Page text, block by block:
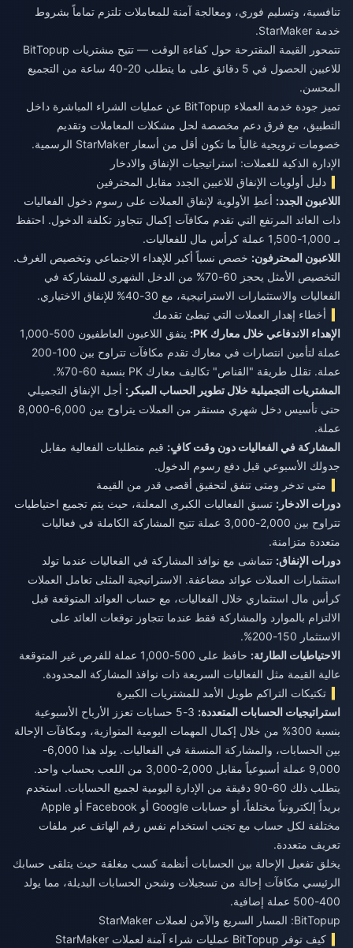
تنافسية، وتسليم فوري، ومعالجة آمنة للمعاملات تلتزم تماماً بشروط
خدمة StarMaker.
تتمحور القيمة المقترحة حول كفاءة الوقت — تتيح مشتريات BitTopup
للاعبين الحصول في 5 دقائق على ما يتطلب 20-40 ساعة من التجميع
المحسن.
تميز جودة خدمة العملاء BitTopup عن عمليات الشراء المباشرة داخل
التطبيق، مع فرق دعم مخصصة لحل مشكلات المعاملات وتقديم
خصومات ترويجية غالباً ما تكون أقل من أسعار StarMaker الرسمية.
الإدارة الذكية للعملات: استراتيجيات الإنفاق والادخار
دليل أولويات الإنفاق للاعبين الجدد مقابل المحترفين
اللاعبون الجدد: أعطِ الأولوية لإنفاق العملات على رسوم دخول الفعاليات
ذات العائد المرتفع التي تقدم مكافآت إكمال تتجاوز تكلفة الدخول. احتفظ
بـ 1,000-1,500 عملة كرأس مال للفعاليات.
اللاعبون المحترفون: خصص نسباً أكبر للإهداء الاجتماعي وتخصيص الغرف.
التخصيص الأمثل يحجز 60-70% من الدخل الشهري للمشاركة في
الفعاليات والاستثمارات الاستراتيجية، مع 30-40% للإنفاق الاختياري.
أخطاء إهدار العملات التي تبطئ تقدمك
الإهداء الاندفاعي خلال معارك PK:
ينفق اللاعبون العاطفيون 500-1,000
عملة لتأمين انتصارات في معارك تقدم مكافآت تتراوح بين 100-200
عملة. تقلل طريقة "القناص" تكاليف معارك PK بنسبة 60-70%.
المشتريات التجميلية خلال تطوير الحساب المبكر: أجل الإنفاق التجميلي
حتى تأسيس دخل شهري مستقر من العملات يتراوح بين 6,000-8,000
عملة.
المشاركة في الفعاليات دون وقت كافٍ: قيم متطلبات الفعالية مقابل
جدولك الأسبوعي قبل دفع رسوم الدخول.
متى تدخر ومتى تنفق لتحقيق أقصى قدر من القيمة
دورات الادخار: تسبق الفعاليات الكبرى المعلنة، حيث يتم تجميع احتياطيات
تتراوح بين 2,000-3,000 عملة تتيح المشاركة الكاملة في فعاليات
متعددة متزامنة.
دورات الإنفاق: تتماشى مع نوافذ المشاركة في الفعاليات عندما تولد
استثمارات العملات عوائد مضاعفة. الاستراتيجية المثلى تعامل العملات
كرأس مال استثماري خلال الفعاليات، مع حساب العوائد المتوقعة قبل
الالتزام بالموارد والمشاركة فقط عندما تتجاوز توقعات العائد على
الاستثمار 150-200%.
الاحتياطيات الطارئة:
حافظ على 500-1,000 عملة للفرص غير المتوقعة
عالية القيمة مثل الفعاليات السريعة ذات نوافذ المشاركة المحدودة.
تكتيكات التراكم طويل الأمد للمشتريات الكبيرة
استراتيجيات الحسابات المتعددة:
3-5 حسابات تعزز الأرباح الأسبوعية
بنسبة 300% من خلال إكمال المهمات اليومية المتوازية، ومكافآت الإحالة
بين الحسابات، والمشاركة المنسقة في الفعاليات. يولد هذا 6,000-
9,000 عملة أسبوعياً مقابل 2,000-3,000 من اللعب بحساب واحد.
يتطلب ذلك 60-90 دقيقة من الإدارة اليومية لجميع الحسابات. استخدم
بريداً إلكترونياً مختلفاً، أو حسابات Google أو Facebook أو Apple
مختلفة لكل حساب مع تجنب استخدام نفس رقم الهاتف عبر ملفات
تعريف متعددة.
يخلق تفعيل الإحالة بين الحسابات أنظمة كسب مغلقة حيث يتلقى حسابك
الرئيسي مكافآت إحالة من تسجيلات وشحن الحسابات البديلة، مما يولد
400-500 عملة إضافية.
BitTopup: المسار السريع والآمن لعملات StarMaker
كيف توفر BitTopup عمليات شراء آمنة لعملات StarMaker